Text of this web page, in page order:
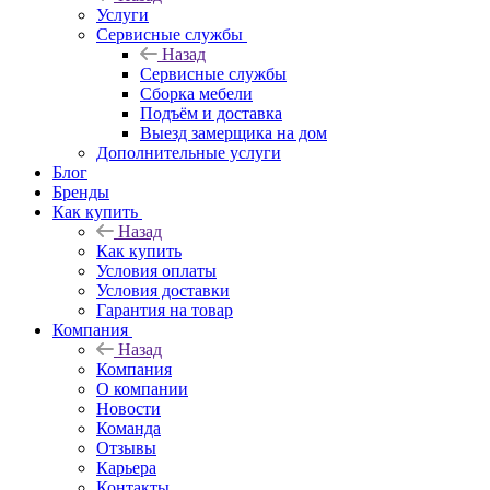
Услуги
Сервисные службы
Назад
Сервисные службы
Сборка мебели
Подъём и доставка
Выезд замерщика на дом
Дополнительные услуги
Блог
Бренды
Как купить
Назад
Как купить
Условия оплаты
Условия доставки
Гарантия на товар
Компания
Назад
Компания
О компании
Новости
Команда
Отзывы
Карьера